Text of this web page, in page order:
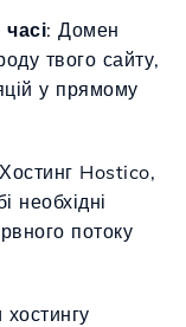
: Домен
твого сайту,
у прямому
Hostico,
необхідні
потоку
хостингу